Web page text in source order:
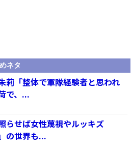
ネタ
莉「整体で軍隊経験者と思われ
で、...
らせば女性蔑視やルッキズ
世界も...